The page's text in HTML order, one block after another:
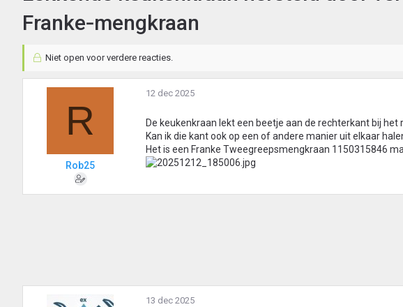
Franke‑mengkraan
Niet open voor verdere reacties.
R
Rob25
12 dec 2025
De keukenkraan lekt een beetje aan de rechterkant bij het
Kan ik die kant ook op een of andere manier uit elkaar
Het is een Franke Tweegreepsmengkraan 1150315846
13 dec 2025